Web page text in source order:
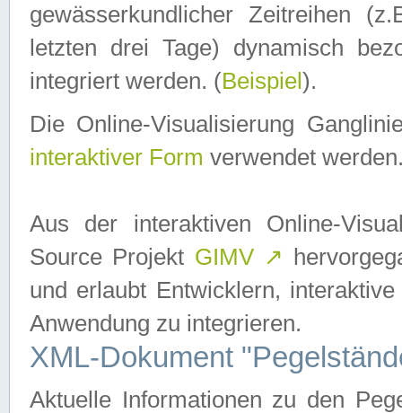
gewässerkundlicher Zeitreihen
letzten drei Tage) dynamisch
integriert werden. (Beispiel ).
Die Online-Visualisierung
interaktiver Form verwendet
Aus der interaktiven Online-
Source Projekt GIMV ↗
und erlaubt Entwicklern,
Anwendung zu integrieren.
XML-Dokument
Aktuelle Informationen zu den